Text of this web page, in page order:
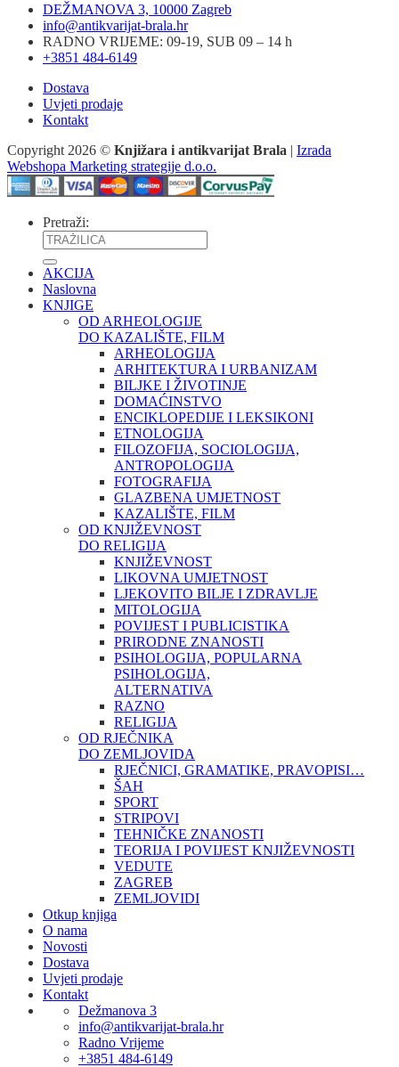
DEŽMANOVA 3, 10000 Zagreb
info@antikvarijat-brala.hr
RADNO VRIJEME: 09-19, SUB 09 – 14 h
+3851 484-6149
Dostava
Uvjeti prodaje
Kontakt
Copyright 2026 © Knjižara i antikvarijat Brala | Izrada
Webshopa Marketing strategije d.o.o.
Pretraži:
AKCIJA
Naslovna
KNJIGE
OD ARHEOLOGIJE
DO KAZALIŠTE, FILM
ARHEOLOGIJA
ARHITEKTURA I URBANIZAM
BILJKE I ŽIVOTINJE
DOMAĆINSTVO
ENCIKLOPEDIJE I LEKSIKONI
ETNOLOGIJA
FILOZOFIJA, SOCIOLOGIJA,
ANTROPOLOGIJA
FOTOGRAFIJA
GLAZBENA UMJETNOST
KAZALIŠTE, FILM
OD KNJIŽEVNOST
DO RELIGIJA
KNJIŽEVNOST
LIKOVNA UMJETNOST
LJEKOVITO BILJE I ZDRAVLJE
MITOLOGIJA
POVIJEST I PUBLICISTIKA
PRIRODNE ZNANOSTI
PSIHOLOGIJA, POPULARNA
PSIHOLOGIJA,
ALTERNATIVA
RAZNO
RELIGIJA
OD RJEČNIKA
DO ZEMLJOVIDA
RJEČNICI, GRAMATIKE, PRAVOPISI…
ŠAH
SPORT
STRIPOVI
TEHNIČKE ZNANOSTI
TEORIJA I POVIJEST KNJIŽEVNOSTI
VEDUTE
ZAGREB
ZEMLJOVIDI
Otkup knjiga
O nama
Novosti
Dostava
Uvjeti prodaje
Kontakt
Dežmanova 3
info@antikvarijat-brala.hr
Radno Vrijeme
+3851 484-6149